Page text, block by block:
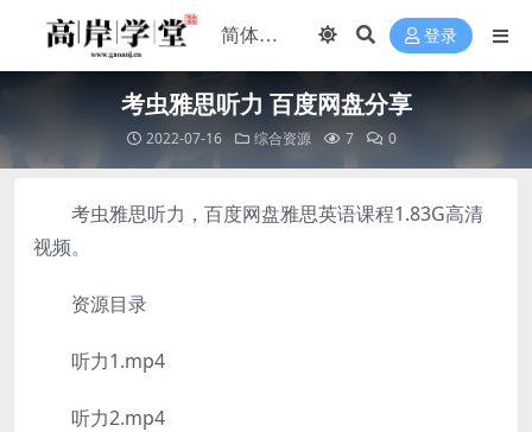
登录
考虫雅思听力 百度网盘分享
2022-07-16 综合资源 7 0
考虫雅思听力，百度网盘雅思英语课程1.83G高清
视频。
资源目录
听力1.mp4
听力2.mp4